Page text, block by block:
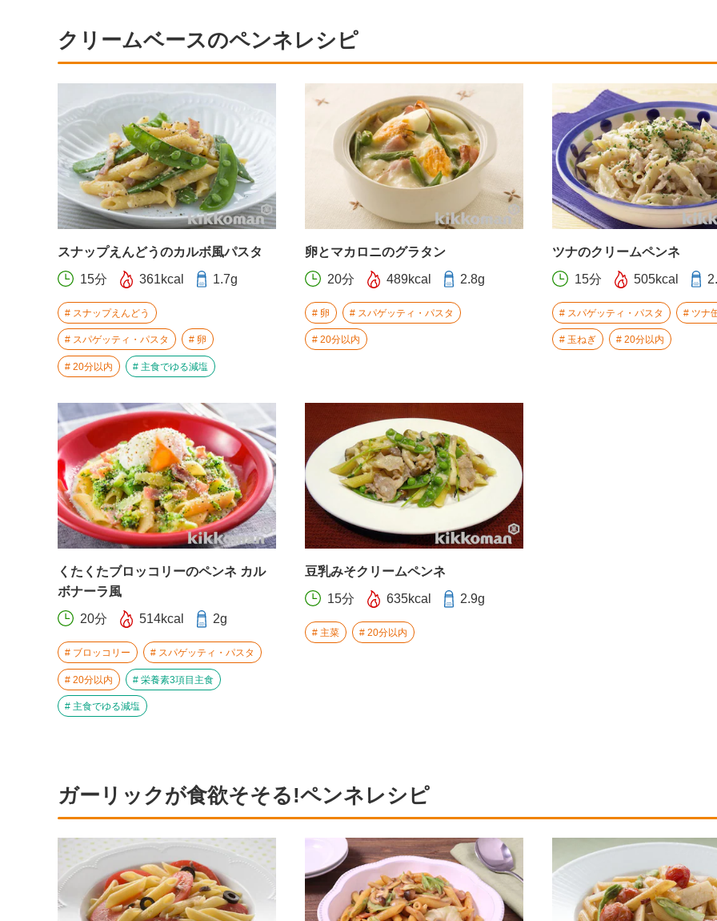
クリームベースのペンネレシピ
スナップえんどうのカルボ風パスタ
15分 361kcal 1.7g
スナップえんどう
スパゲッティ・パスタ 卵
20分以内 主食でゆる減塩
卵とマカロニのグラタン
20分 489kcal 2.8g
卵 スパゲッティ・パスタ
20分以内
ツナのクリームペンネ
15分 505kcal
スパゲッティ・パスタ ツナ
玉ねぎ 20分以内
くたくたブロッコリーのペンネ カル
ボナーラ風
20分 514kcal 2g
ブロッコリー スパゲッティ・パスタ
20分以内 栄養素3項目主食
主食でゆる減塩
豆乳みそクリームペンネ
15分 635kcal 2.9g
主菜 20分以内
ガーリックが食欲そそる!ペンネレシピ